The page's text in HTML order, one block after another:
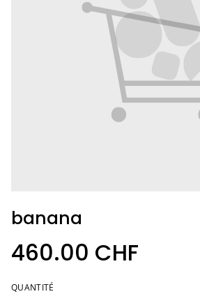
banana
460.00 CHF
QUANTITÉ